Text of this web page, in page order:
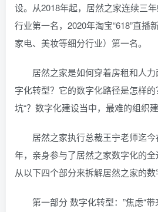
设。从2018年起，居然之家连续三
行业第一名，2020年淘宝“618”直播
家电、美妆等细分行业）第一名。
居然之家是如何穿着房租和人力
字化转型？它的数字化路径是怎样
坑“？数字化建设当中，最难的组织
居然之家执行总裁王宁老师迄
年，亲身参与了居然之家数字化的
从以下四个部分来拆解居然之家的数
第一部分 数字化转型：”焦虑“